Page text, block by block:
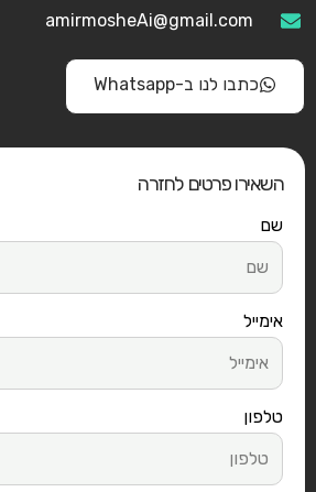
amirmosheAi@gmail.com
כתבו לנו ב-Whatsapp
השאירו פרטים לחזרה
שם
אימייל
טלפון